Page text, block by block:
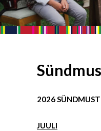
2026
JUULI